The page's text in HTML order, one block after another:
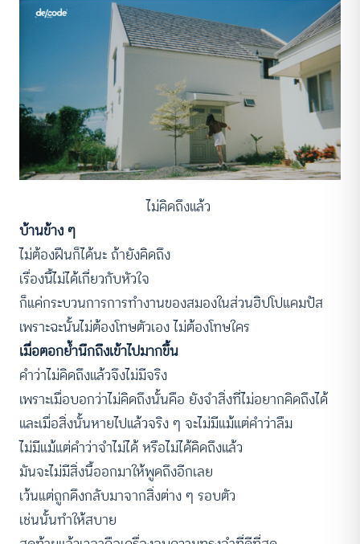
ไม่คิดถึงแล้ว
บ้านข้าง ๆ
ไม่ต้องฝืนก็ได้นะ ถ้ายังคิดถึง
เรื่องนี้ไม่ได้เกี่ยวกับหัวใจ
ก็แค่กระบวนการการทำงานของสมองในส่วนฮิปโปแคมปัส
เพราะฉะนั้นไม่ต้องโทษตัวเอง ไม่ต้องโทษใคร
เมื่อตอกย้ำนึกถึงเข้าไปมากขึ้น
คำว่าไม่คิดถึงแล้วจึงไม่มีจริง
เพราะเมื่อบอกว่าไม่คิดถึงนั้นคือ ยังจำสิ่งที่ไม่อยากคิดถึงได้
และเมื่อสิ่งนั้นหายไปแล้วจริง ๆ จะไม่มีแม้แต่คำว่าลืม
ไม่มีแม้แต่คำว่าจำไม่ได้ หรือไม่ได้คิดถึงแล้ว
มันจะไม่มีสิ่งนี้ออกมาให้พูดถึงอีกเลย
เว้นแต่ถูกดึงกลับมาจากสิ่งต่าง ๆ รอบตัว
เช่นนั้นทำให้สบาย